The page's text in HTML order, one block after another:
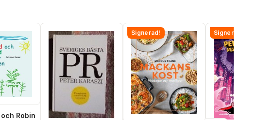
Robin
Signerad! Signerad!